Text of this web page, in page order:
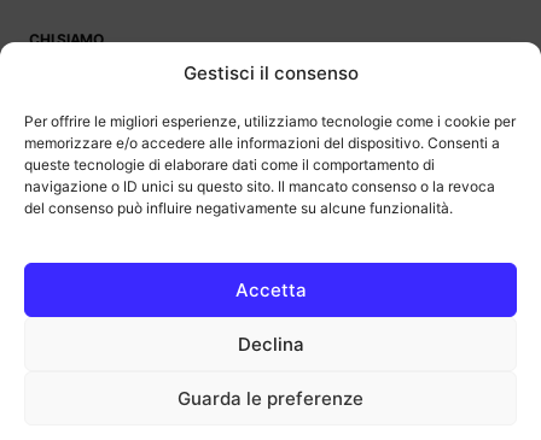
Gestisci il consenso
Per offrire le migliori esperienze, utilizziamo tecnologie come i cookie per
memorizzare e/o accedere alle informazioni del dispositivo. Consenti a
queste tecnologie di elaborare dati come il comportamento di
navigazione o ID unici su questo sito. Il mancato consenso o la revoca
del consenso può influire negativamente su alcune funzionalità.
Accetta
Declina
Guarda le preferenze
CHI SIAMO
OutOfBit
programma di affiliazione che consente ai siti di percepire una
commissione pubblicitaria pubblicizzando e fornendo link al sito
Amazon.it. Amazon e il logo Amazon sono marchi registrati di
Amazon.com, Inc. o delle sue affiliate.
COPYRIGHT © 2013-2025 OUTOFBIT P.IVA 04140830243, TUTTI I
outofbit.it@gmail.com | outofbit@pec.it
Note legali